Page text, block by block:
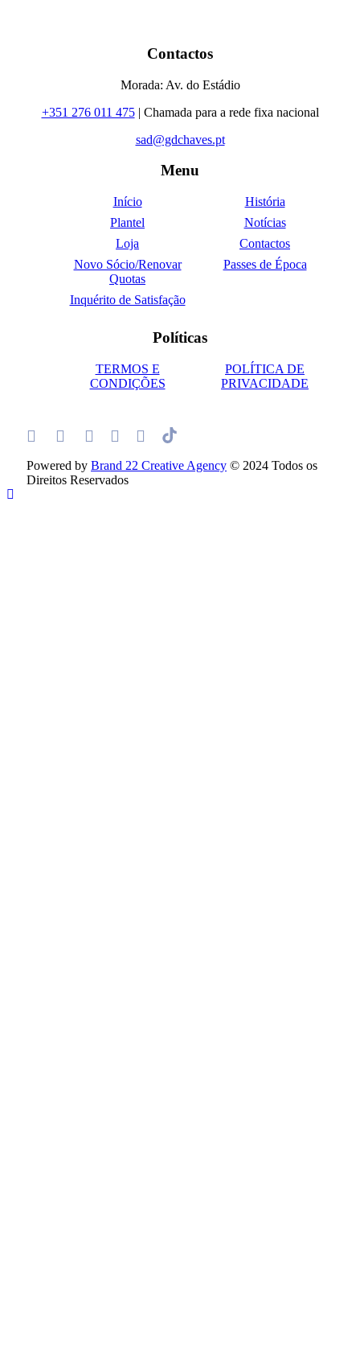
Contactos
Morada: Av. do Estádio
+351 276 011 475| Chamada para a rede fixa nacional
sad@gdchaves.pt
Menu
Início
História
Plantel
Notícias
Loja
Contactos
Novo Sócio/Renovar
Quotas
Passes de Época
Inquérito de Satisfação
Políticas
TERMOS E
CONDIÇÕES
POLÍTICA DE
PRIVACIDADE
Powered by Brand 22 Creative Agency © 2024 Todos os
Direitos Reservados